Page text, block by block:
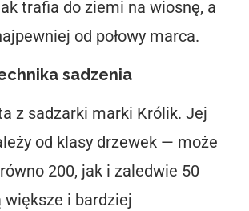
trafia do ziemi na wiosnę, a
od połowy marca.
sadzenia
z sadzarki marki Królik. Jej
od klasy drzewek — może
200, jak i zaledwie 50
większe i bardziej